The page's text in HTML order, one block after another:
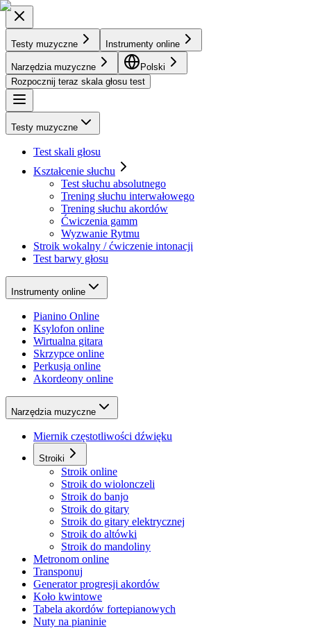
Testy muzyczne Instrumenty online
Narzędzia muzyczne
Polski
Rozpocznij teraz skala głosu test
Testy muzyczne
Test skali głosu
Kształcenie słuchu
Test słuchu absolutnego
Trening słuchu interwałowego
Trening słuchu akordów
Ćwiczenia gamm
Wyzwanie Rytmu
Stroik wokalny / ćwiczenie intonacji
Test barwy głosu
Instrumenty online
Pianino Online
Ksylofon online
Wirtualna gitara
Skrzypce online
Perkusja online
Akordeony online
Narzędzia muzyczne
Miernik częstotliwości dźwięku
Stroiki
Stroik online
Stroik do wiolonczeli
Stroik do banjo
Stroik do gitary
Stroik do gitary elektrycznej
Stroik do altówki
Stroik do mandoliny
Metronom online
Transponuj
Generator progresji akordów
Koło kwintowe
Tabela akordów fortepianowych
Nuty na pianinie